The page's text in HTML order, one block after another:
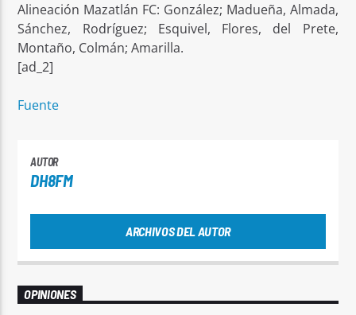
Alineación Mazatlán FC: González; Madueña, Almada,
Sánchez, Rodríguez; Esquivel, Flores, del Prete,
Montaño, Colmán; Amarilla.
[ad_2]
Fuente
AUTOR
DH8FM
ARCHIVOS DEL AUTOR
OPINIONES